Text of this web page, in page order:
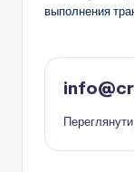
выполнения